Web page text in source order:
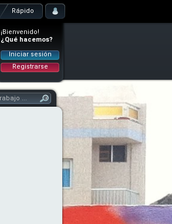
Rápido
¡Bienvenido!
¿Qué hacemos?
Iniciar sesión
Registrarse